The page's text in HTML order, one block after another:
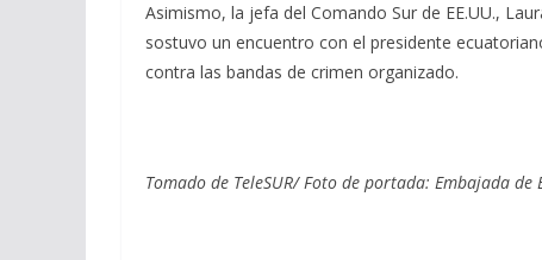
Asimismo, la jefa del Comando Sur de EE.UU.,
sostuvo un encuentro con el presidente
contra las bandas de crimen organizado.
Tomado de TeleSUR/ Foto de portada: Embajada de